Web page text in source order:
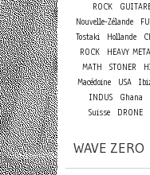
ROCK
Nouvelle-Zélande
Tostaki
Hollande
ROCK
HEAVY
MATH
STONER
Macédoine
USA
INDUS
Ghana
Suisse
DRONE
WAVE ZERO